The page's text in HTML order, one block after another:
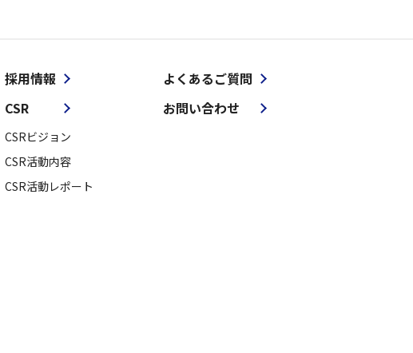
採用情報
CSR
CSRビジョン
CSR活動内容
CSR活動レポート
よくあるご質問
お問い合わせ